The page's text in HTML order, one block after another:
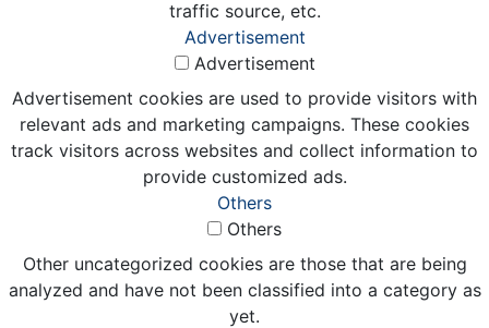
traffic source, etc.
Advertisement
Advertisement
Advertisement cookies are used to provide visitors with
relevant ads and marketing campaigns. These cookies
track visitors across websites and collect information to
provide customized ads.
Others
Others
Other uncategorized cookies are those that are being
analyzed and have not been classified into a category as
yet.